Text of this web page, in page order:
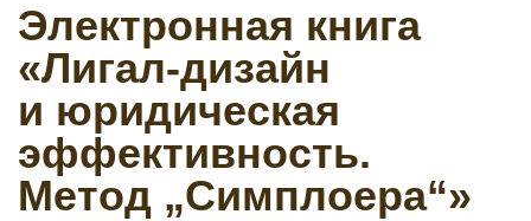
Электронная книга
«Лигал-дизайн
и юридическая
эффективность.
Метод „Симплоера“»